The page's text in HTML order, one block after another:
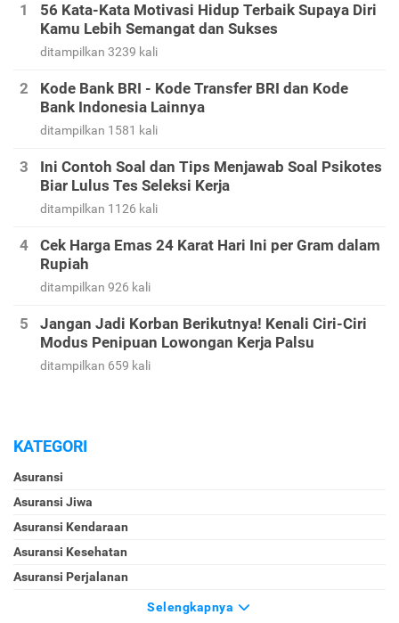
56 Kata-Kata Motivasi Hidup Terbaik Supaya Diri
Kamu Lebih Semangat dan Sukses
ditampilkan 3239 kali
Kode Bank BRI - Kode Transfer BRI dan Kode
Bank Indonesia Lainnya
ditampilkan 1581 kali
Ini Contoh Soal dan Tips Menjawab Soal Psikotes
Biar Lulus Tes Seleksi Kerja
ditampilkan 1126 kali
Cek Harga Emas 24 Karat Hari Ini per Gram dalam
Rupiah
ditampilkan 926 kali
Jangan Jadi Korban Berikutnya! Kenali Ciri-Ciri
Modus Penipuan Lowongan Kerja Palsu
ditampilkan 659 kali
KATEGORI
Asuransi
Asuransi Jiwa
Asuransi Kendaraan
Asuransi Kesehatan
Asuransi Perjalanan
Selengkapnya